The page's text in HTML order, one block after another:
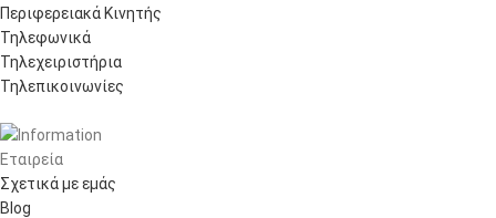
Περιφερειακά Κινητής
Τηλεφωνικά
Τηλεχειριστήρια
Τηλεπικοινωνίες
Εταιρεία
Σχετικά με εμάς
Blog